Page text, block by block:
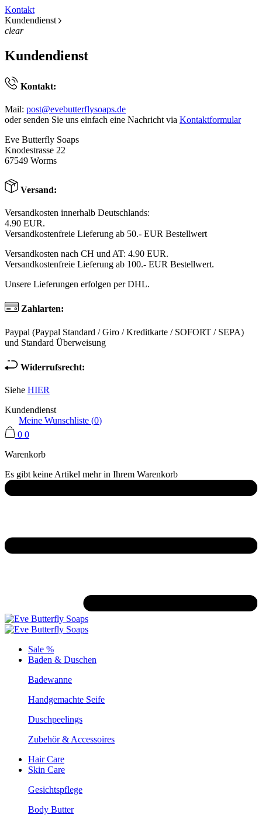
Kontakt
Kundendienst
clear
Kundendienst
Kontakt:
Mail: post@evebutterflysoaps.de
oder senden Sie uns einfach eine Nachricht via Kontaktformular
Eve Butterfly Soaps
Knodestrasse 22
67549 Worms
Versand:
Versandkosten innerhalb Deutschlands:
4.90 EUR.
Versandkostenfreie Lieferung ab 50.- EUR Bestellwert
Versandkosten nach CH und AT: 4.90 EUR.
Versandkostenfreie Lieferung ab 100.- EUR Bestellwert.
Unsere Lieferungen erfolgen per DHL.
Zahlarten:
Paypal (Paypal Standard / Giro / Kreditkarte / SOFORT / SEPA)
und Standard Überweisung
Widerrufsrecht:
Siehe HIER
Kundendienst
Meine Wunschliste (0)
0 0
Warenkorb
Es gibt keine Artikel mehr in Ihrem Warenkorb
Sale %
Baden & Duschen
Badewanne
Handgemachte Seife
Duschpeelings
Zubehör & Accessoires
Hair Care
Skin Care
Gesichtspflege
Body Butter